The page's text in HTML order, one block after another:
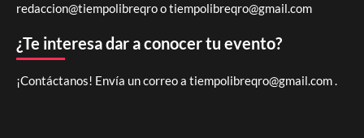
redaccion@tiempolibreqro otiempolibreqro@gmail.com
¿Te interesa dar a conocer tu evento?
¡Contáctanos! Envía un correo a tiempolibreqro@gmail.com.